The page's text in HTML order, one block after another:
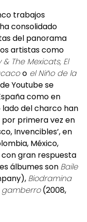
trabajos
consolidado
del panorama
artistas como
The Mexicats, El
o el Niño de la
Youtube se
como en
lado del charco han
por primera vez en
Invencibles’, en
México,
con gran respuesta
álbumes son Baile
Biodramina
gamberro(2008,